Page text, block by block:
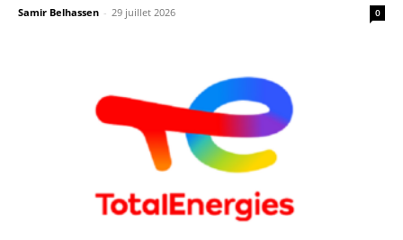
Samir Belhassen - 29 juillet 2026 0